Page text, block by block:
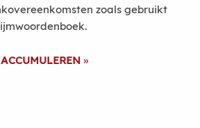
zoals gebruikt
ACCUMULEREN